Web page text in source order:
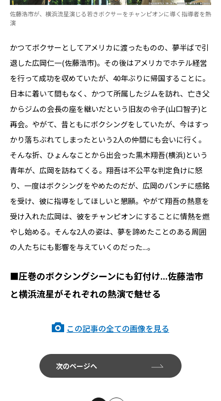
佐藤浩市が、横浜流星演じる若きボクサーをチャンピオンに導く指導者を熱
演
かつてボクサーとしてアメリカに渡ったものの、夢半ばで引
退した広岡仁一(佐藤浩市)。その後はアメリカでホテル経営
を行って成功を収めていたが、40年ぶりに帰国することに。
日本に着いて間もなく、かつて所属したジムを訪れ、亡き父
からジムの会長の座を継いだという旧友の令子(山口智子)と
再会。やがて、昔ともにボクシングをしていたが、今はすっ
かり落ちぶれてしまったという2人の仲間にも会いに行く。
そんな折、ひょんなことから出会った黒木翔吾(横浜)という
青年が、広岡を訪ねてくる。翔吾は不公平な判定負けに怒
り、一度はボクシングをやめたのだが、広岡のパンチに感銘
を受け、彼に指導をしてほしいと懇願。やがて翔吾の熱意を
受け入れた広岡は、彼をチャンピオンにすることに情熱を燃
やし始める。そんな2人の姿は、夢を諦めたことのある周囲
の人たちにも影響を与えていくのだった...。
■圧巻のボクシングシーンにも釘付け...佐藤浩市
と横浜流星がそれぞれの熱演で魅せる
この記事の全ての画像を見る
次のページへ